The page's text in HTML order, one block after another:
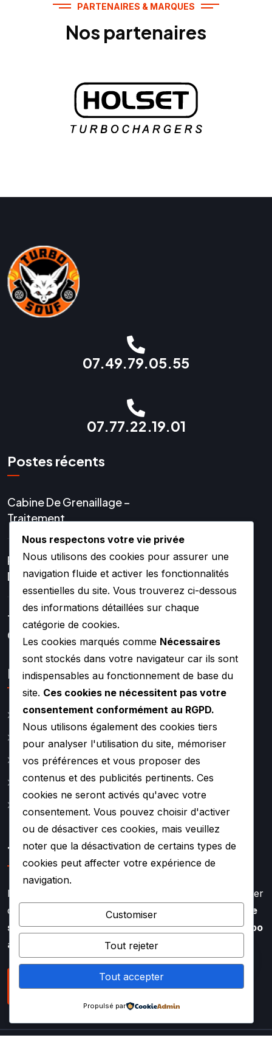
PARTENAIRES & MARQUES
Nos partenaires
07.49.79.05.55
07.77.22.19.01
Postes récents
Cabine De Grenaillage –
Traitement
Réparation Et Rénovation
De Turbo
Turbos Hybrides Et
Compétition –
Lien rapide
Catalogue
A propos
Contact
Mentions légales
TURBO SOUF
Faire appel à l’expertise de TURBO SOUF, c’est profiter
d’un savoir faire aiguisé depuis plus de
20 ans dans le
secteur de la rénovation et de la réparation de turbo
auto
NOUS CONTACTER
Nous respectons votre vie privée
Nous utilisons des cookies pour assurer une
navigation fluide et activer les fonctionnalités
essentielles du site. Vous trouverez ci-dessous
des informations détaillées sur chaque
catégorie de cookies.
Les cookies marqués comme Nécessaires
sont stockés dans votre navigateur car ils sont
indispensables au fonctionnement de base du
site. Ces cookies ne nécessitent pas votre
consentement conformément au RGPD.
Nous utilisons également des cookies tiers
pour analyser l'utilisation du site, mémoriser
vos préférences et vous proposer des
contenus et des publicités pertinents. Ces
cookies ne seront activés qu'avec votre
consentement. Vous pouvez choisir d'activer
ou de désactiver ces cookies, mais veuillez
noter que la désactivation de certains types de
cookies peut affecter votre expérience de
navigation.
Customiser
Tout rejeter
Tout accepter
Propulsé par